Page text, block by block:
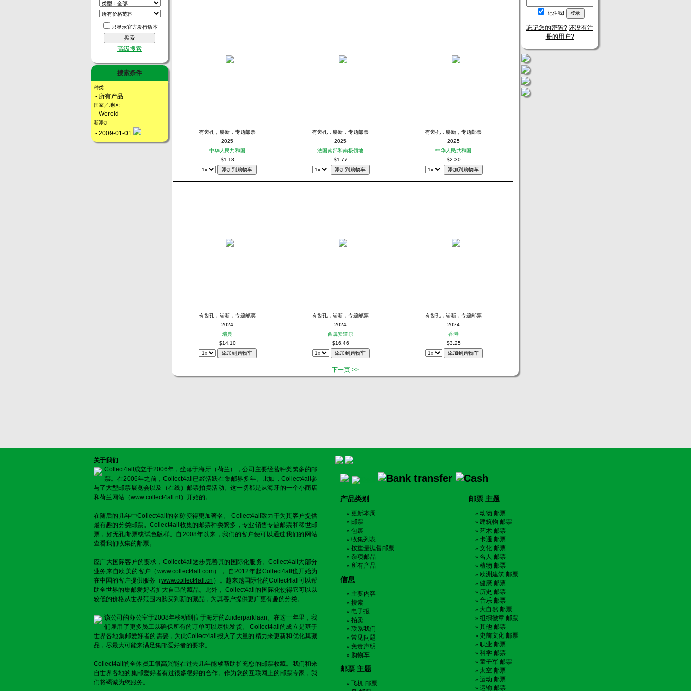
只显示官方发行版本
高级搜索
搜索条件
种类:
- 所有产品
国家／地区:
- Wereld
新添加:
- 2009-01-01
有齿孔，崭新，专题邮票
2025
中华人民共和国
$1.18
有齿孔，崭新，专题邮票
2025
法国南部和南极领地
$1.77
有齿孔，崭新，专题邮票
2025
中华人民共和国
$2.30
有齿孔，崭新，专题邮票
2024
瑞典
$14.10
有齿孔，崭新，专题邮票
2024
西属安道尔
$16.46
有齿孔，崭新，专题邮票
2024
香港
$3.25
下一页 >>
记住我!
忘记您的密码? 还没有注
册的用户?
关于我们
Collect4all成立于2006年，坐落于海牙（荷兰），公司主要经营种类繁多的邮
票。在2006年之前，Collect4all已经活跃在集邮界多年。比如，Collect4all参
与了大型邮票展览会以及（在线）邮票拍卖活动。这一切都是从海牙的一个小商店
和荷兰网站（www.collect4all.nl ）开始的。
在随后的几年中Collect4all的名称变得更加著名。 Collect4all致力于为其客户提供
最有趣的分类邮票。Collect4all收集的邮票种类繁多，专业销售专题邮票和稀世邮
票，如无孔邮票或试色版样。自2008年以来，我们的客户便可以通过我们的网站
查看我们收集的邮票。
应广大国际客户的要求，Collect4all逐步完善其的国际化服务。Collect4all大部分
业务来自欧美的客户（ www.collect4all.com）， 自2012年起Collect4all也开始为
在中国的客户提供服务（www.collect4all.cn ）。越来越国际化的Collect4all可以帮
助全世界的集邮爱好者扩大自己的藏品。此外， Collect4all的国际化使得它可以以
较低的价格从世界范围内购买到新的藏品，为其客户提供更广更有趣的分类。
该公司的办公室于2008年移动到位于海牙的Zuiderparklaan。在这一年里，我
们雇用了更多员工以确保所有的订单可以尽快发货。 Collect4all的成立是基于
世界各地集邮爱好者的需要，为此Collect4all投入了大量的精力来更新和优化其藏
品，尽最大可能来满足集邮爱好者的要求。
Collect4all的全体员工很高兴能在过去几年能够帮助扩充您的邮票收藏。我们和来
自世界各地的集邮爱好者有过很多很好的合作。作为您的互联网上的邮票专家，我
们将竭诚为您服务。
产品类别
更新本周
邮票
包裹
收集列表
按重量抛售邮票
杂项邮品
所有产品
信息
主要内容
搜索
电子报
拍卖
联系我们
常见问题
免责声明
购物车
邮票 主题
飞机 邮票
邮票 主题
动物 邮票
建筑物 邮票
艺术 邮票
卡通 邮票
文化 邮票
名人 邮票
植物 邮票
欧洲建筑 邮票
健康 邮票
历史 邮票
音乐 邮票
大自然 邮票
组织徽章 邮票
其他 邮票
史前文化 邮票
职业 邮票
科学 邮票
童子军 邮票
太空 邮票
运动 邮票
运输 邮票